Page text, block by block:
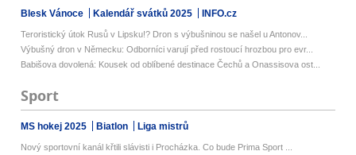
Blesk Vánoce Kalendář svátků 2025 INFO.cz
Teroristický útok Rusů v Lipsku!? Dron s výbušninou se našel u Antonov...
Výbušný dron v Německu: Odborníci varují před rostoucí hrozbou pro evr...
Babišova dovolená: Kousek od oblíbené destinace Čechů a Onassisova ost...
Sport
MS hokej 2025 Biatlon Liga mistrů
Nový sportovní kanál křtili slávisti i Procházka. Co bude Prima Sport ...